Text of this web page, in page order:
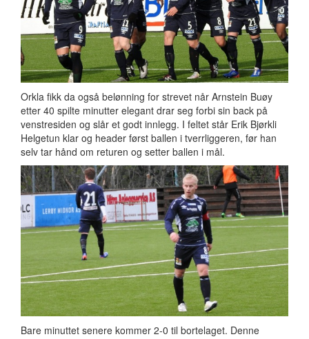
Orkla fikk da også belønning for strevet når Arnstein Buøy
etter 40 spilte minutter elegant drar seg forbi sin back på
venstresiden og slår et godt innlegg. I feltet står Erik Bjørkli
Helgetun klar og header først ballen i tverrliggeren, før han
selv tar hånd om returen og setter ballen i mål.
Bare minuttet senere kommer 2-0 til bortelaget. Denne